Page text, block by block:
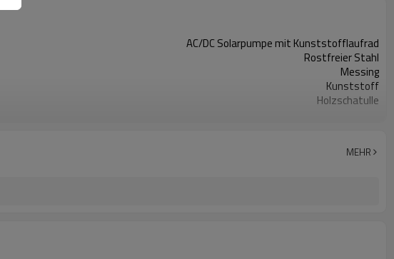
AC/DC Solarpumpe mit Kunststofflaufrad
Rostfreier Stahl
Messing
Kunststoff
Holzschatulle
MEHR